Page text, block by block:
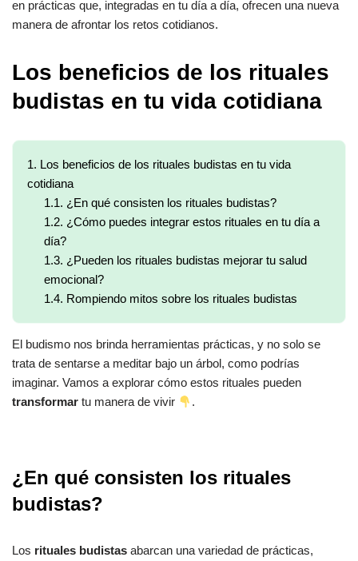
en prácticas que, integradas en tu día a día, ofrecen una nueva
manera de afrontar los retos cotidianos.
Los beneficios de los rituales
budistas en tu vida cotidiana
1. Los beneficios de los rituales budistas en tu vida
cotidiana
1.1. ¿En qué consisten los rituales budistas?
1.2. ¿Cómo puedes integrar estos rituales en tu día a
día?
1.3. ¿Pueden los rituales budistas mejorar tu salud
emocional?
1.4. Rompiendo mitos sobre los rituales budistas
El budismo nos brinda herramientas prácticas, y no solo se
trata de sentarse a meditar bajo un árbol, como podrías
imaginar. Vamos a explorar cómo estos rituales pueden
transformar tu manera de vivir .
¿En qué consisten los rituales
budistas?
Los rituales budistas abarcan una variedad de prácticas,